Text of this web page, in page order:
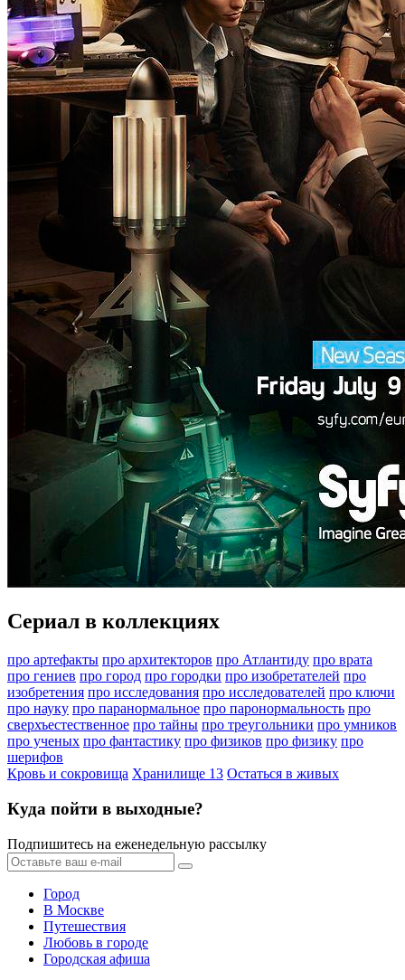
Сериал в коллекциях
про артефакты про архитекторов про Атлантиду про врата
про гениев про город про городки про изобретателей про
изобретения про исследования про исследователей про ключи
про науку про паранормальное про паронормальность про
сверхъестественное про тайны про треугольники про умников
про ученых про фантастику про физиков про физику про
шерифов
Кровь и сокровища Хранилище 13 Остаться в живых
Куда пойти в выходные?
Подпишитесь на еженедельную рассылку
Город
В Москве
Путешествия
Любовь в городе
Городская афиша